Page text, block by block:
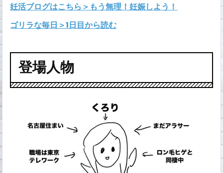
妊活ブログはこちら＞もう無理！妊娠しよう！
ゴリラな毎日＞1日目から読む
登場人物